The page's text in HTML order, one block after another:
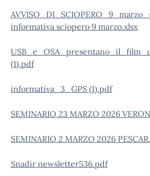
informativa sciopero 9 marzo.xlsx
(1).pdf
informativa_3_GPS (1).pdf
SEMINARIO 23 MARZO 2026
SEMINARIO 2 MARZO 2026
Snadir newsletter536.pdf